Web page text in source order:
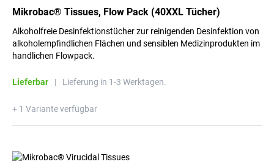
Mikrobac® Tissues, Flow Pack (40XXL Tücher)
Alkoholfreie Desinfektionstücher zur reinigenden Desinfektion von
alkoholempfindlichen Flächen und sensiblen Medizinprodukten im
handlichen Flowpack.
Lieferbar | Lieferung in 1-3 Werktagen.
+ 1 Variante verfügbar